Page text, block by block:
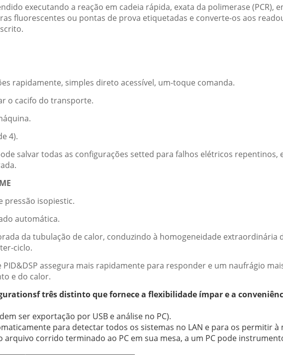
executando a reação em cadeia rápida, exata da polimerase (PCR),
fluorescentes ou pontas de prova etiquetadas e converte-os aos
rapidamente, simples direto acessível, um-toque comanda.
o cacifo do transporte.
4).
salvar todas as configurações setted para falhos elétricos repentinos,
pressão isopiestic.
automática.
da tubulação de calor, conduzindo à homogeneidade
ciclo.
assegura mais rapidamente para responder e um naufrágio
e do calor.
três distinto que fornece a flexibilidade ímpar e a
ser exportação por USB e análise no PC).
para detectar todos os sistemas no LAN e para os permitir
corrido terminado ao PC em sua mesa, a um PC pode